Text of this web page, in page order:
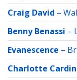
Craig David –
Benny Benassi –
Evanescence –
Charlotte Cardin